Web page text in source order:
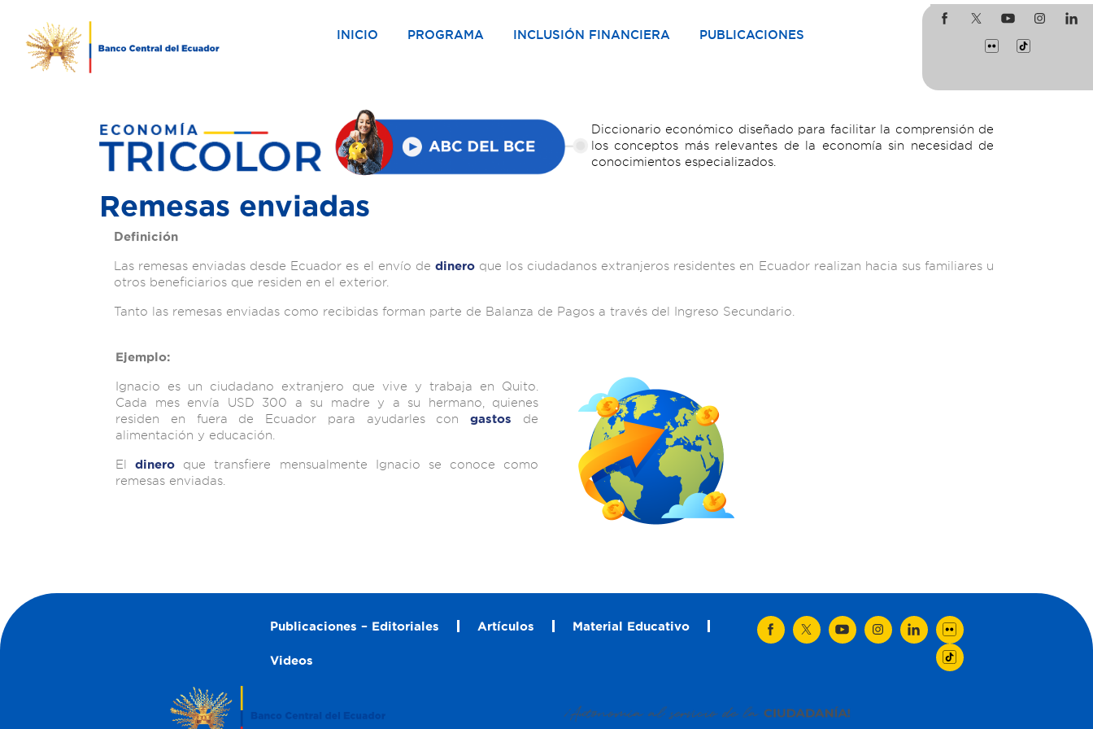
INICIO PROGRAMA INCLUSIÓN FINANCIERA PUBLICACIONES
Diccionario económico diseñado para facilitar la comprensión de
los conceptos más relevantes de la economía sin necesidad de
conocimientos especializados.
Remesas enviadas
Definición
Las remesas enviadas desde Ecuador es el envío de dineroque los ciudadanos extranjeros residentes en Ecuador realizan hacia sus familiares u
otros beneficiarios que residen en el exterior.
Tanto las remesas enviadas como recibidas forman parte de Balanza de Pagos a través del Ingreso Secundario.
Ejemplo:
Ignacio es un ciudadano extranjero que vive y trabaja en Quito.
Cada mes envía USD 300 a su madre y a su hermano, quienes
residen en fuera de Ecuador para ayudarles congastos
de
alimentación y educación.
Eldinero que transfiere mensualmente Ignacio se conoce como
remesas enviadas.
Publicaciones – Editoriales Artículos Material Educativo
Videos